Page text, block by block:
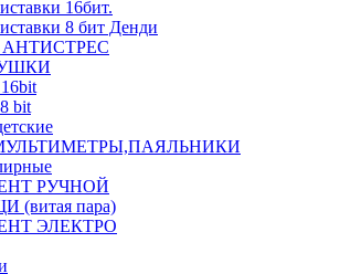
16бит.
8 бит Денди
bit
РУЧНОЙ
(витая пара)
ЭЛЕКТРО